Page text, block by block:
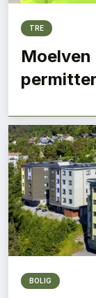
TRE
BOLIG